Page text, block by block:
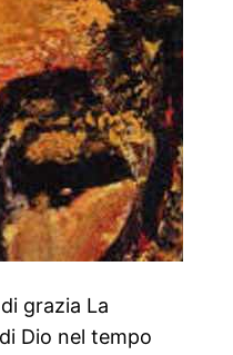
grazia La
Dio nel tempo